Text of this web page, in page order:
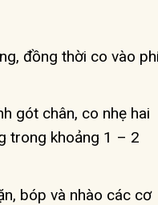
đồng thời co vào
gót chân, co nhẹ hai
trong khoảng 1 – 2
bóp và nhào các cơ